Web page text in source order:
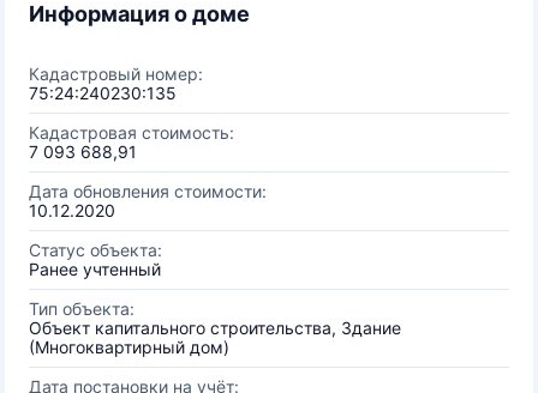
Информация о доме
Кадастровый номер:
75:24:240230:135
Кадастровая стоимость:
7 093 688,91
Дата обновления стоимости:
10.12.2020
Статус объекта:
Ранее учтенный
Тип объекта:
Объект капитального строительства, Здание
(Многоквартирный дом)
Дата постановки на учёт: